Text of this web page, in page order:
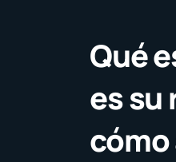
Qué
es su
cómo